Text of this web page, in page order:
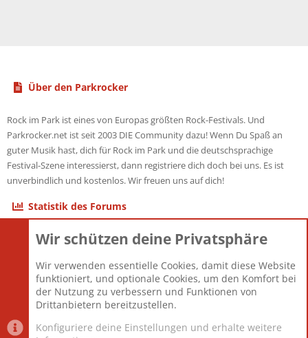
Über den Parkrocker
Rock im Park ist eines von Europas größten Rock-Festivals. Und
Parkrocker.net ist seit 2003 DIE Community dazu! Wenn Du Spaß an
guter Musik hast, dich für Rock im Park und die deutschsprachige
Festival-Szene interessierst, dann registriere dich doch bei uns. Es ist
unverbindlich und kostenlos. Wir freuen uns auf dich!
Statistik des Forums
Themen
Mitglieder
12.427
Neuestes Mitglied
Berlin
Wir schützen deine Privatsphäre
Wir verwenden essentielle Cookies, damit diese Website
funktioniert, und optionale Cookies, um den Komfort bei
der Nutzung zu verbessern und Funktionen von
Drittanbietern bereitzustellen.
Konfiguriere deine Einstellungen und erhalte weitere